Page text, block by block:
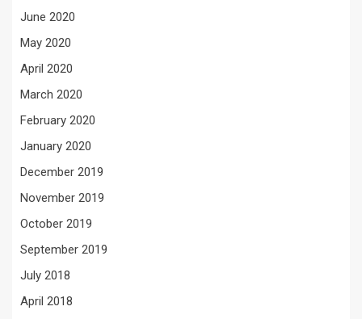
June 2020
May 2020
April 2020
March 2020
February 2020
January 2020
December 2019
November 2019
October 2019
September 2019
July 2018
April 2018